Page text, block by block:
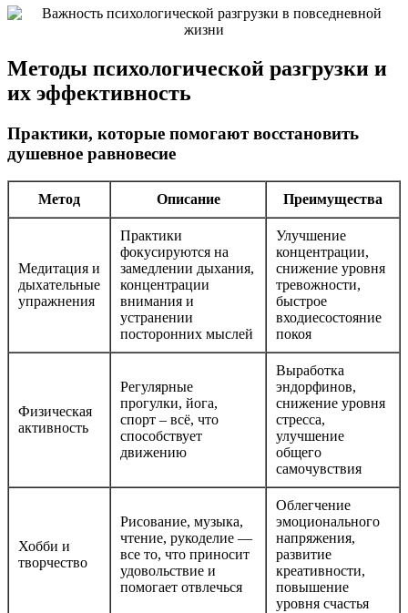
Методы психологической разгрузки и
их эффективность
Практики, которые помогают восстановить
душевное равновесие
Метод Описание Преимущества
Медитация и
дыхательные
упражнения
Практики
фокусируются на
замедлении дыхания,
концентрации
внимания и
устранении
посторонних мыслей
Улучшение
концентрации,
снижение уровня
тревожности,
быстрое
входиесостояние
покоя
Физическая
активность
Регулярные
прогулки, йога,
спорт – всё, что
способствует
движению
Выработка
эндорфинов,
снижение уровня
стресса,
улучшение
общего
самочувствия
Хобби и
творчество
Рисование, музыка,
чтение, рукоделие —
все то, что приносит
удовольствие и
помогает отвлечься
Облегчение
эмоционального
напряжения,
развитие
креативности,
повышение
уровня счастья